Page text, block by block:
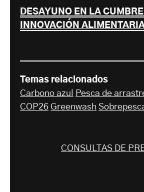
DESAYUNO EN LA
INNOVACIÓN
Temas relacionados
Carbono azul
Pesca de
COP26 Greenwash
CONSULTAS DE